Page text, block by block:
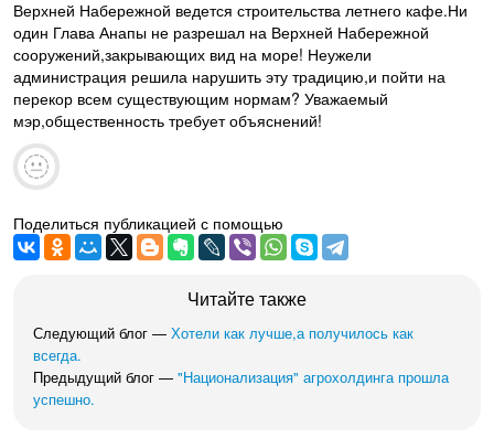
Верхней Набережной ведется строительства летнего кафе.Ни
один Глава Анапы не разрешал на Верхней Набережной
сооружений,закрывающих вид на море! Неужели
администрация решила нарушить эту традицию,и пойти на
перекор всем существующим нормам? Уважаемый
мэр,общественность требует объяснений!
Поделиться публикацией с помощью
Читайте также
Следующий блог — Хотели как лучше,а получилось как
всегда.
Предыдущий блог — "Национализация" агрохолдинга прошла
успешно.